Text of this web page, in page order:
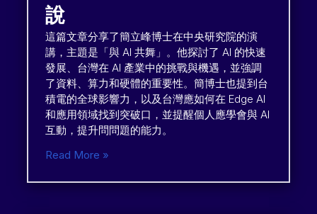
說
這篇文章分享了簡立峰博士在中央研究院的演
講，主題是「與 AI 共舞」。他探討了 AI 的快速
發展、台灣在 AI 產業中的挑戰與機遇，並強調
了資料、算力和硬體的重要性。簡博士也提到台
積電的全球影響力，以及台灣應如何在 Edge AI
和應用領域找到突破口，並提醒個人應學會與 AI
互動，提升問問題的能力。
Read More »